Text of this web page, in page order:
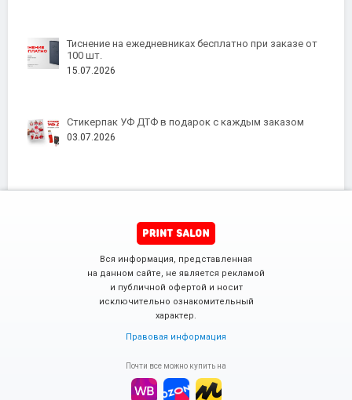
Тиснение на ежедневниках бесплатно при заказе от
100 шт.
15.07.2026
Стикерпак УФ ДТФ в подарок с каждым заказом
03.07.2026
Вся информация, представленная
на данном сайте, не является рекламой
и публичной офертой и носит
исключительно ознакомительный
характер.
Правовая информация
Почти все можно купить на